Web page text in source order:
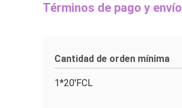
Términos de pago y envío
Cantidad de orden mínima
1*20'FCL